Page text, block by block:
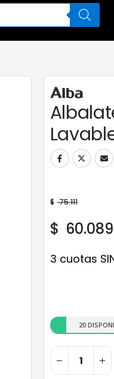
$ 75.111
$ 60.089
3 cuotas
20